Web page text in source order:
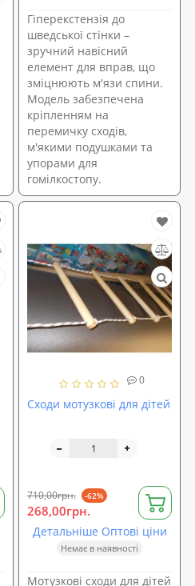
Гіперекстензія до
шведської стінки –
зручний навісний
елемент для вправ, що
зміцнюють м'язи спини.
Модель забезпечена
кріпленням на
перемичку сходів,
м'якими подушками та
упорами для
гомілкостопу.
0
Сходи мотузкові для дітей
710,00грн. -62%
268,00грн.
Детальніше Оптові ціни
Немає в наявності
Мотузкові сходи для дітей